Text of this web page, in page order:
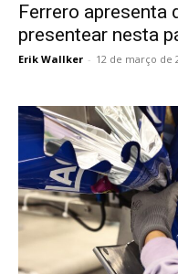
Ferrero apresenta
presentear nesta
Erik Wallker - 12 de março de